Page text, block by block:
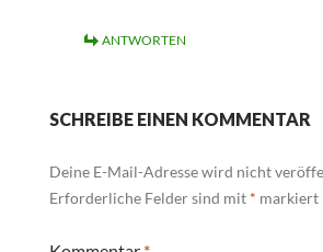
ANTWORTEN
SCHREIBE EINEN KOMMENTAR
Deine E-Mail-Adresse wird nicht
Erforderliche Felder sind mit * markiert